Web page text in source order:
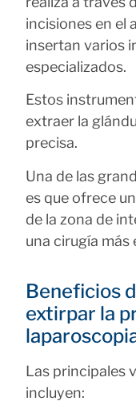
incisiones en el
insertan varios
especializados.
Estos
extraer la
precisa.
Una de las
es que ofrece
de la zona de
una cirugía más
Beneficios
extirpar la
Las principales
incluyen: